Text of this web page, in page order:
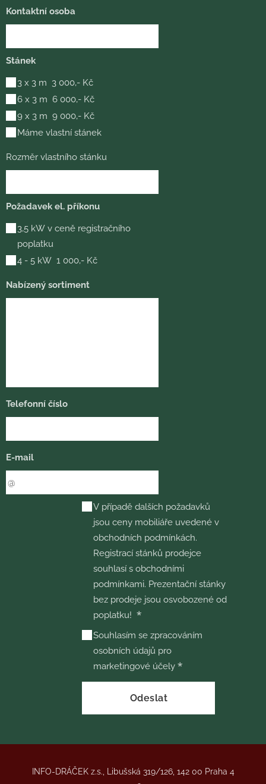
Kontaktní osoba
Stánek
3 x 3 m 3 000,- Kč
6 x 3 m 6 000,- Kč
9 x 3 m 9 000,- Kč
Máme vlastní stánek
Rozměr vlastního stánku
Požadavek el. příkonu
3,5 kW v ceně registračního
poplatku
4 - 5 kW 1 000,- Kč
Nabízený sortiment
Telefonní číslo
E-mail
V případě dalších požadavků
jsou ceny mobiliáře uvedené v
obchodních podmínkách.
Registrací stánků prodejce
souhlasí s obchodními
podmínkami. Prezentační stánky
bez prodeje jsou osvobozené od
poplatku!
Souhlasím se zpracováním
osobních údajů pro
marketingové účely
Odeslat
INFO-DRÁČEK z.s., Libušská 319/126, 142 00 Praha 4